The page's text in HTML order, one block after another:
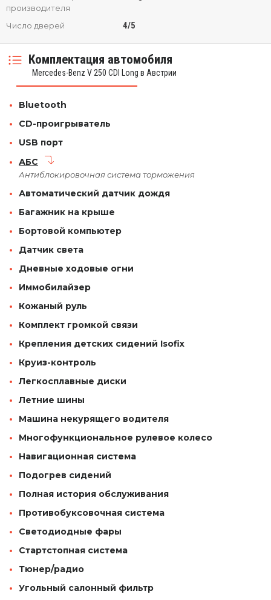
производителя
Число дверей 4/5
Комплектация автомобиля
Mercedes-Benz V 250 CDI Long в Австрии
Bluetooth
CD-проигрыватель
USB порт
АБС
Антиблокировочная система торможения
Автоматический датчик дождя
Багажник на крыше
Бортовой компьютер
Датчик света
Дневные ходовые огни
Иммобилайзер
Кожаный руль
Комплект громкой связи
Крепления детских сидений Isofix
Круиз-контроль
Легкосплавные диски
Летние шины
Машина некурящего водителя
Многофункциональное рулевое колесо
Навигационная система
Подогрев сидений
Полная история обслуживания
Противобуксовочная система
Светодиодные фары
Стартстопная система
Тюнер/радио
Угольный салонный фильтр